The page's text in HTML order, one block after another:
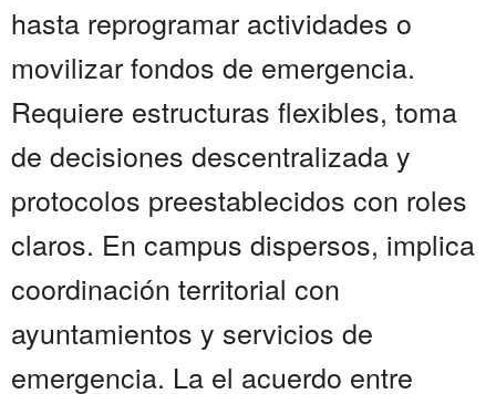
hasta reprogramar actividades o
movilizar fondos de emergencia.
Requiere estructuras flexibles, toma
de decisiones descentralizada y
protocolos preestablecidos con roles
claros. En campus dispersos, implica
coordinación territorial con
ayuntamientos y servicios de
emergencia. La el acuerdo entre